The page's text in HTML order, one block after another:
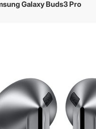
Galaxy Buds3 Pro